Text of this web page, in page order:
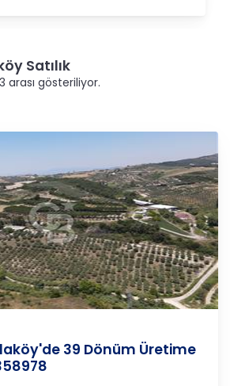
Satılık
arası gösteriliyor.
39 Dönüm Üretime